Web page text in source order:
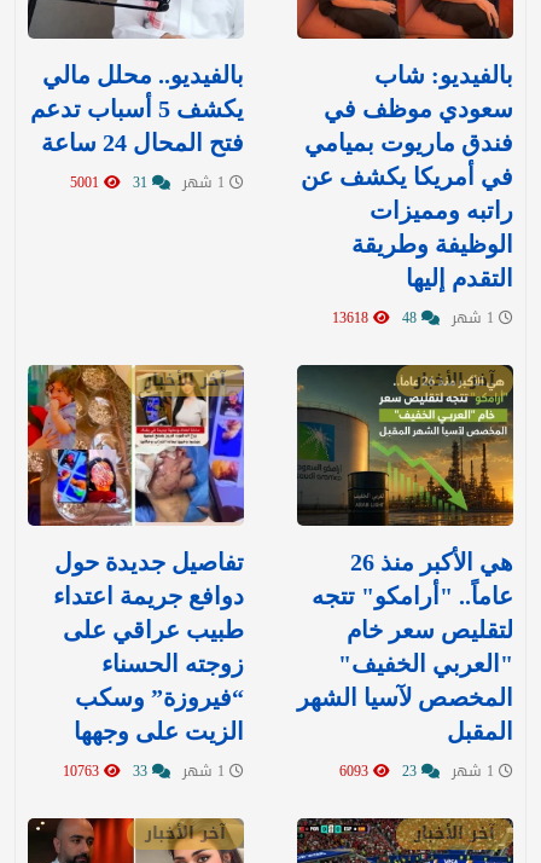
بالفيديو: شاب
سعودي موظف في
فندق ماريوت بميامي
في أمريكا يكشف عن
راتبه ومميزات
الوظيفة وطريقة
التقدم إليها
بالفيديو.. محلل مالي
يكشف 5 أسباب تدعم
فتح المحال 24 ساعة
آخر الأخبار
هي الأكبر منذ 26
عاماً.. "أرامكو" تتجه
لتقليص سعر خام
"العربي الخفيف"
المخصص لآسيا الشهر
المقبل
آخر الأخبار
تفاصيل جديدة حول
دوافع جريمة اعتداء
طبيب عراقي على
زوجته الحسناء
“فيروزة” وسكب
الزيت على وجهها
آخر الأخبار آخر الأخبار